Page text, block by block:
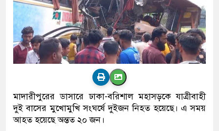
মাদারীপুরের ডাসারে ঢাকা-বরিশাল মহাসড়কে যাত্রীবাহী
দুই বাসের মুখোমুখি সংঘর্ষে দুইজন নিহত হয়েছে। এ সময়
আহত হয়েছে অন্তত ২০ জন।